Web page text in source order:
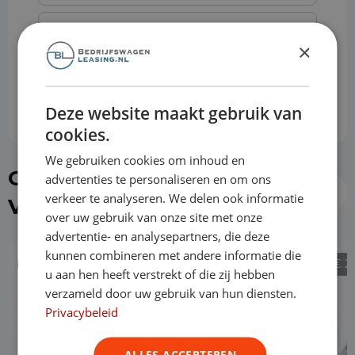
Slottermijn
Of kies direct een Opel
Vivaro uit de voorraad
€ 25.490 €
×
Deze website maakt gebruik van
cookies.
We gebruiken cookies om inhoud en
advertenties te personaliseren en om ons
verkeer te analyseren. We delen ook informatie
over uw gebruik van onze site met onze
advertentie- en analysepartners, die deze
kunnen combineren met andere informatie die
u aan hen heeft verstrekt of die zij hebben
verzameld door uw gebruik van hun diensten.
Privacybeleid